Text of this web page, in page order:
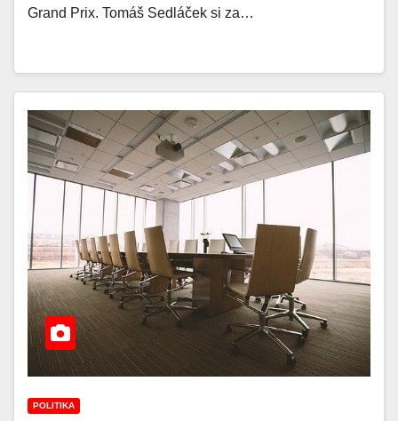
Grand Prix. Tomáš Sedláček si za…
POLITIKA